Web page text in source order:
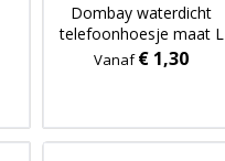
Dombay waterdicht
telefoonhoesje maat L
Vanaf€ 1,30